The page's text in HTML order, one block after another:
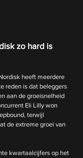
zo hard is
heeft meerdere
reden is dat beleggers
aan de groeisnelheid
Eli Lilly won
terwijl
de extreme groei van
kwartaalcijfers op het